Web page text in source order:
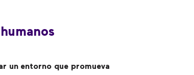
un entorno que promueva